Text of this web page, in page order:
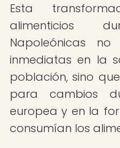
Esta
alimenticios
Napoleónicas
inmediatas en la
población, sino
para cambios
europea y en la
consumían los